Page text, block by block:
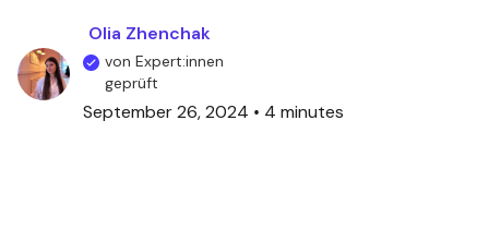
Olia Zhenchak
von Expert:innen
geprüft
September 26, 2024 • 4 minutes